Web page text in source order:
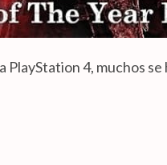
PlayStation 4, muchos